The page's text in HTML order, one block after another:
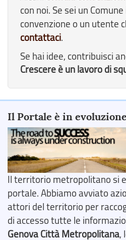
con noi. Se sei un
convenzione o un utente
contattaci.
Se hai idee, contribuisci
Crescere è un lavoro di
Il Portale è in
Il territorio metropolitano si
portale. Abbiamo avviato
attori del territorio per
di accesso tutte le
Genova Città Metropolitana,